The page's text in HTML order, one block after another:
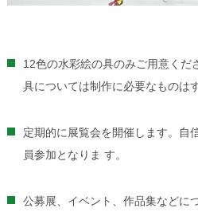
12色の水彩絵の具のみご用意くだ
具については制作に必要なものは
定期的に展覧会を開催します。自
員参加となりま す。
公募展、イベント、作品集などに